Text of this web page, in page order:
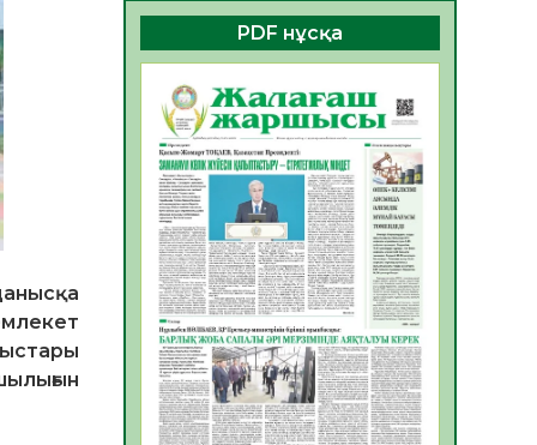
06.08.2026
35 0
ҚОҒАМДЫҚ БЕЛСЕНДІЛІК –
ЕЛ ДАМУЫНЫҢ НЕГІЗІ
06.08.2026
32
ҚҰРЫЛТАЙ САЙЛАУЫ –
БОЛАШАҚҚА БАСТАР
ЖАУАПТЫ ТАҢДАУ
06.08.2026
35
Инфекциялық ауруларға
қарсы иммундау
жұмыстарының тиімділігі
06.08.2026
36
Көкжөтел ауруы туралы
PDF нұсқа